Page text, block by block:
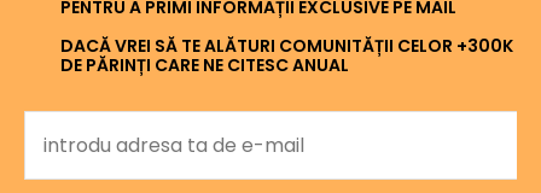
PENTRU A PRIMI INFORMAȚII EXCLUSIVE PE MAIL
DACĂ VREI SĂ TE ALĂTURI COMUNITĂȚII CELOR +300K
DE PĂRINȚI CARE NE CITESC ANUAL